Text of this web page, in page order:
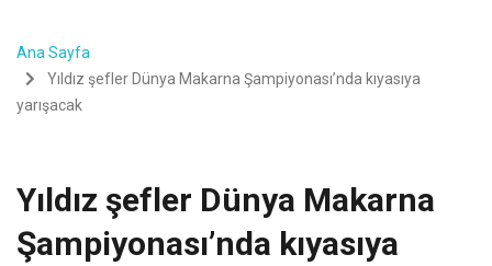
Ana Sayfa
Yıldız şefler Dünya Makarna Şampiyonası’nda kıyasıya
yarışacak
Yıldız şefler Dünya Makarna
Şampiyonası’nda kıyasıya